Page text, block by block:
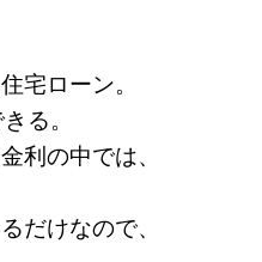
宅ローン。
る。
利の中では、
だけなので、